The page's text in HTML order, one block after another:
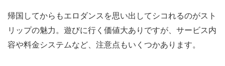
帰国してからもエロダンスを思い出してシコれるのがスト
リップの魅力。遊びに行く価値大ありですが、サービス内
容や料金システムなど、注意点もいくつかあります。